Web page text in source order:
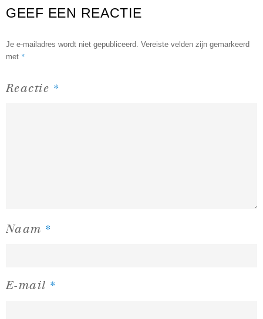
GEEF EEN REACTIE
Je e-mailadres wordt niet gepubliceerd. Vereiste velden zijn gemarkeerd
met *
Reactie *
Naam *
E-mail *